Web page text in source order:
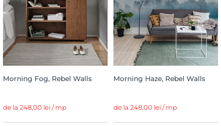
Morning Fog, Rebel Walls
de la 248,00 lei / mp
Morning Haze, Rebel Walls
de la 248,00 lei / mp